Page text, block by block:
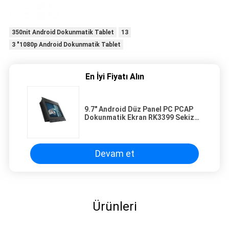
350nit Android Dokunmatik Tablet
13
3 "1080p Android Dokunmatik Tablet
En İyi Fiyatı Alın
9.7" Android Düz Panel PC PCAP
Dokunmatik Ekran RK3399 Sekiz
Devam et
Ürünleri